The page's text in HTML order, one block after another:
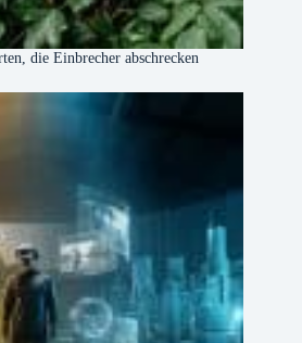
die Einbrecher abschrecken